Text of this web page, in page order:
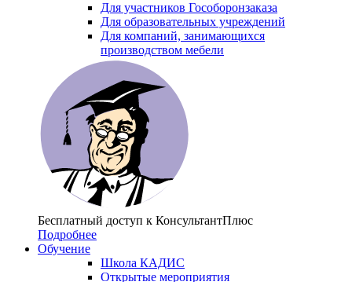
Для участников Гособоронзаказа
Для образовательных учреждений
Для компаний, занимающихся
производством мебели
Бесплатный доступ к КонсультантПлюс
Подробнее
Обучение
Школа КАДИС
Открытые мероприятия